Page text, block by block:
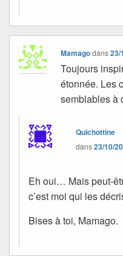
Mamagodans23/
Toujours
étonnée. Les
semblables
Quichottine
dans23/10/
Eh oui… Mais peut-
c’est moi qui les
Bises à toi, Mamago.